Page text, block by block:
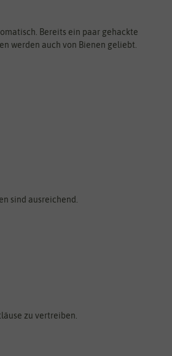
Bereits ein paar gehackte
werden auch von Bienen geliebt.
sind ausreichend.
zu vertreiben.